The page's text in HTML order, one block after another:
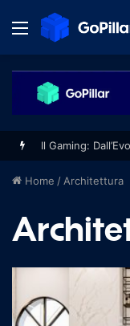
Menu
Il Gaming:
Home / Architettura